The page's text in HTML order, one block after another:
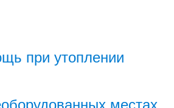
при утоплении
местах